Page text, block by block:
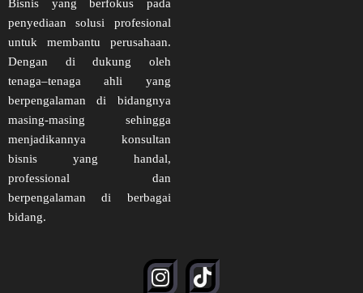
Bisnis yang berfokus pada
penyediaan solusi profesional
untuk membantu perusahaan.
Dengan di dukung oleh
tenaga–tenaga ahli yang
berpengalaman di bidangnya
masing-masing sehingga
menjadikannya konsultan
bisnis yang handal,
professional dan
berpengalaman di berbagai
bidang.